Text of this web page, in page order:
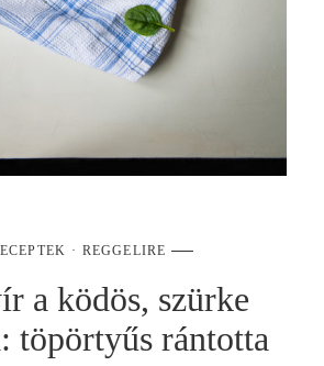
REGGELIRE
a ködös, szürke
töpörtyűs rántotta